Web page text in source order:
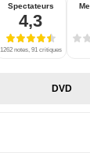
Spectateurs
4,3
1262 notes, 91 critiques
DVD